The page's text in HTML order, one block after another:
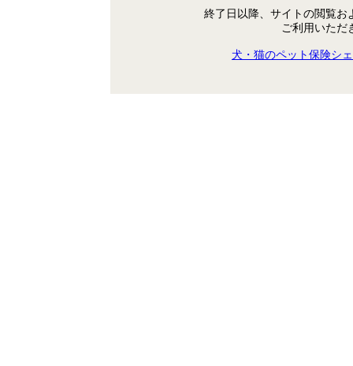
終了日以降、サイトの閲覧お
ご利用いただ
犬・猫のペット保険シ